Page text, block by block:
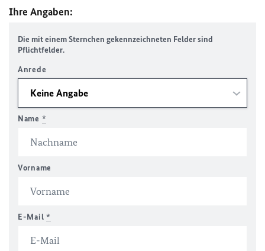
Ihre Angaben:
Die mit einem Sternchen gekennzeichneten Felder sind
Pflichtfelder.
Anrede
Name *
Vorname
E-Mail *